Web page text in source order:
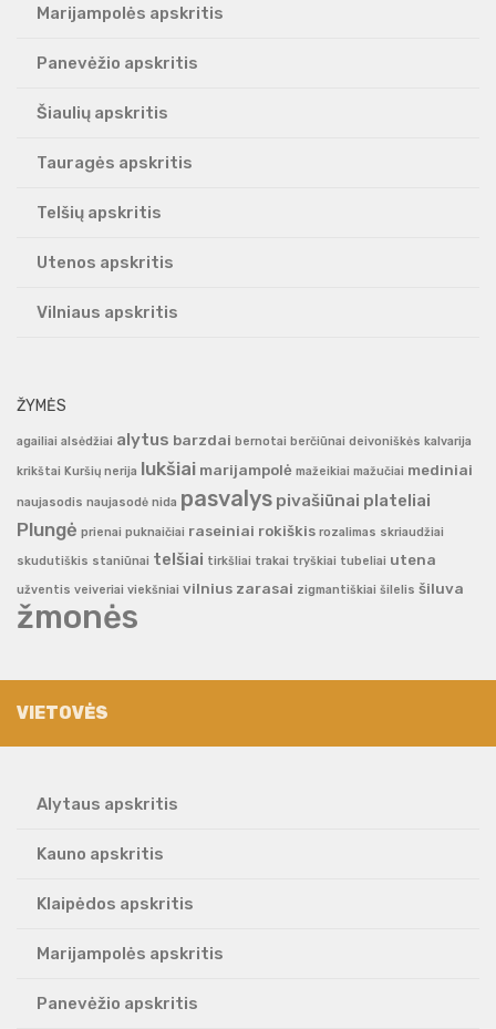
Marijampolės apskritis
Panevėžio apskritis
Šiaulių apskritis
Tauragės apskritis
Telšių apskritis
Utenos apskritis
Vilniaus apskritis
ŽYMĖS
agailiai alsėdžiai alytus barzdai bernotai berčiūnai deivoniškės kalvarija
krikštai Kuršių nerija lukšiai marijampolė mažeikiai mažučiai mediniai
naujasodis naujasodė nida pasvalys pivašiūnai plateliai
Plungė prienai puknaičiai raseiniai rokiškis rozalimas skriaudžiai
skudutiškis staniūnai telšiai tirkšliai trakai tryškiai tubeliai utena
užventis veiveriai viekšniai vilnius zarasai zigmantiškiai šilelis šiluva
žmonės
VIETOVĖS
Alytaus apskritis
Kauno apskritis
Klaipėdos apskritis
Marijampolės apskritis
Panevėžio apskritis